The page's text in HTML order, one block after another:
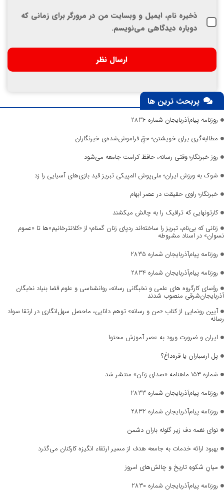
ذخیره نام، ایمیل و وبسایت من در مرورگر برای زمانی که
دوباره دیدگاهی می‌نویسم.
پربحث ترین ها
روزنامه پیام‌آذربایجان شماره 2836
مطالبه‌گری برای خویشتن؛ حقِ فراموش‌شده‌ی خبرنگاران
روز خبرنگار؛ وقتی رسانه، حافظ کرامت جامعه می‌شود
شوک به ورزش ایران؛ ملی‌پوش المپیکی تبریز قید بازی‌های آسیایی را زد
خبرنگار؛ راوی حقیقت در عصر ابهام
کارتونهایی که ترافیک را به چالش میکشند
زنانی که بی‌نام، تبریز را ساخته‌اند ردپای زنان گمنام؛ از «کلانترخانیم»ها تا «عموم
نسوان» در اسناد مشروطه
روزنامه پیام‌آذربایجان شماره 2835
روزنامه پیام‌آذربایجان شماره 2834
رؤسای کارگروه های علمی و نخبگانی رسانه، روانشناسی و علوم قضا بنیاد نخبگان
آذربایجان‌شرقی منصوب شدند
آیین رونمایی از کتاب «من و رسانه» توهم دانایی، ماحصل سهل‌انگاری در ارتقا سواد
رسانه
ایران و ضرورت ورود به عصر آموزش محتوا
پل ارسباران یا قره‌داغ؟
شماره ۱۵۳ ماهنامه «صدای زنان» منتشر شد
روزنامه پیام‌آذربایجان شماره 2833
روزنامه پیام‌آذربایجان شماره 2832
نوای نغمه دف زیر گلوله باران دشمن
بهبود ارائه خدمات به جامعه هدف از مسیر ارتقاء انگیزه کارکنان می‌گذرد
میانِ شکوهِ تاریخ و چالش‌های امروز
روزنامه پیام‌آذربایجان شماره 2830